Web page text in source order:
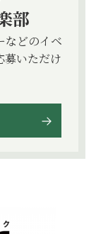
部
などのイベ
募いただけ